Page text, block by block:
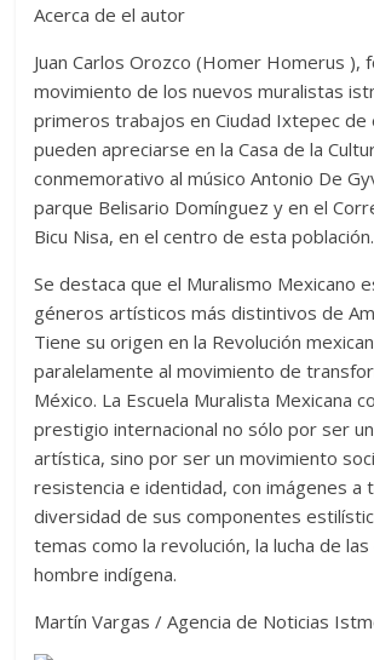
Acerca de el autor
Juan Carlos Orozco (Homer Homerus ),
movimiento de los nuevos muralistas
primeros trabajos en Ciudad Ixtepec
pueden apreciarse en la Casa de la
conmemorativo al músico Antonio De
parque Belisario Domínguez y en el
Bicu Nisa, en el centro de esta población.
Se destaca que el Muralismo Mexicano
géneros artísticos más distintivos de
Tiene su origen en la Revolución
paralelamente al movimiento de
México. La Escuela Muralista Mexicana
prestigio internacional no sólo por ser
artística, sino por ser un movimiento
resistencia e identidad, con imágenes a
diversidad de sus componentes
temas como la revolución, la lucha de las
hombre indígena.
Martín Vargas / Agencia de Noticias